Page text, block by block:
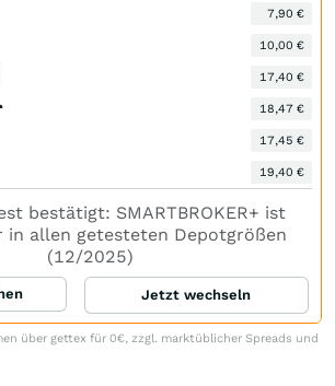
7,90 €
10,00 €
17,40 €
18,47 €
17,45 €
19,40 €
bestätigt: SMARTBROKER+ ist
in allen getesteten Depotgrößen
(12/2025)
Jetzt wechseln
über gettex für 0€, zzgl. marktüblicher Spreads und